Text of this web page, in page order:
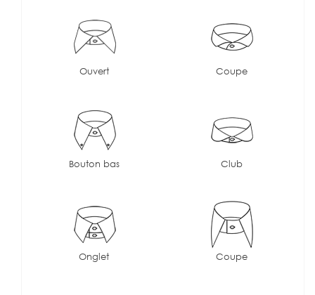
Ouvert Coupe
Bouton bas Club
Onglet Coupe